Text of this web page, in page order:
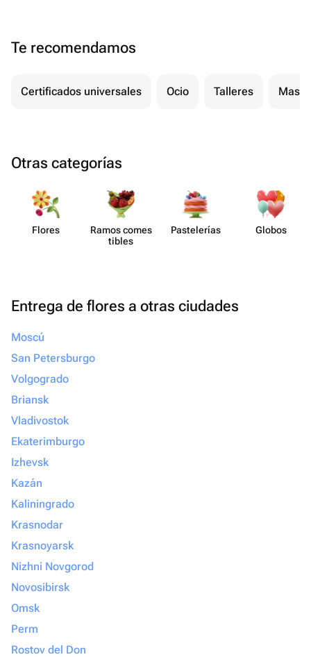
Te recomendamos
Certificados universales Ocio Talleres
Otras categorías
Flores
Ramos comes​
tibles
Paste​lerías Globos
Entrega de flores a otras ciudades
Moscú
San Petersburgo
Volgogrado
Briansk
Vladivostok
Ekaterimburgo
Izhevsk
Kazán
Kaliningrado
Krasnodar
Krasnoyarsk
Nizhni Novgorod
Novosibirsk
Omsk
Perm
Rostov del Don